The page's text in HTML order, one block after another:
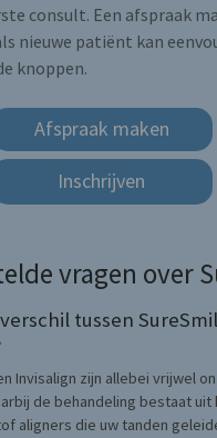
consult. Een afspraak
nieuwe patiënt kan
knoppen.
Afspraak maken
Inschrijven
vragen over
tussen
Invisalign zijn allebei vrijwel
de behandeling bestaat uit
aligners die uw tanden